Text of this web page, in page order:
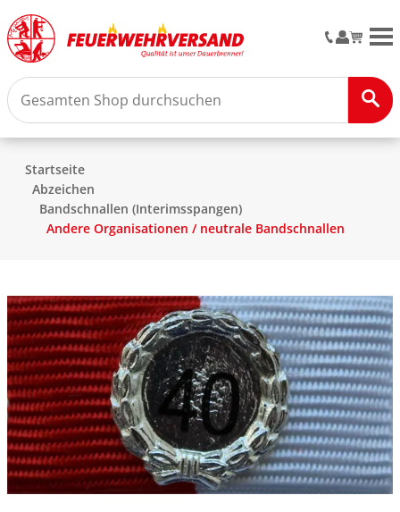
Startseite
Abzeichen
Bandschnallen (Interimsspangen)
Andere Organisationen / neutrale Bandschnallen